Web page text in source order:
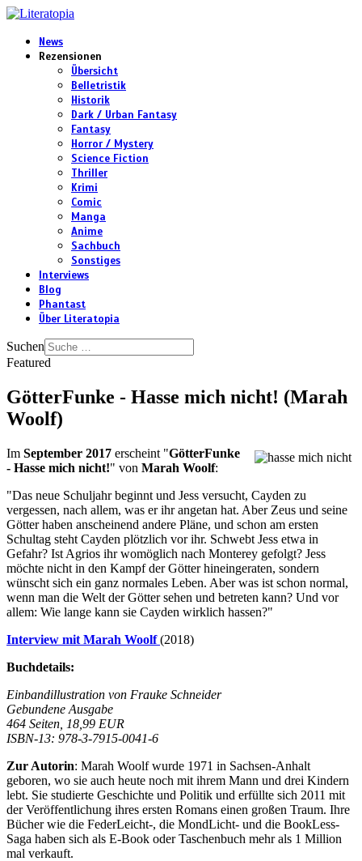
News
Rezensionen
Übersicht
Belletristik
Historik
Dark / Urban Fantasy
Fantasy
Horror / Mystery
Science Fiction
Thriller
Krimi
Comic
Manga
Anime
Sachbuch
Sonstiges
Interviews
Blog
Phantast
Über Literatopia
Suchen
Featured
GötterFunke - Hasse mich nicht! (Marah
Woolf)
Im September 2017 erscheint "GötterFunke
- Hasse mich nicht!" von Marah Woolf:
"Das neue Schuljahr beginnt und Jess versucht, Cayden zu
vergessen, nach allem, was er ihr angetan hat. Aber Zeus und seine
Götter haben anscheinend andere Pläne, und schon am ersten
Schultag steht Cayden plötzlich vor ihr. Schwebt Jess etwa in
Gefahr? Ist Agrios ihr womöglich nach Monterey gefolgt? Jess
möchte nicht in den Kampf der Götter hineingeraten, sondern
wünscht sich ein ganz normales Leben. Aber was ist schon normal,
wenn man die Welt der Götter sehen und betreten kann? Und vor
allem: Wie lange kann sie Cayden wirklich hassen?"
Interview mit Marah Woolf(2018)
Buchdetails:
Einbandillustration von Frauke Schneider
Gebundene Ausgabe
464 Seiten, 18,99 EUR
ISBN-13: 978-3-7915-0041-6
Zur Autorin: Marah Woolf wurde 1971 in Sachsen-Anhalt
geboren, wo sie auch heute noch mit ihrem Mann und drei Kindern
lebt. Sie studierte Geschichte und Politik und erfüllte sich 2011 mit
der Veröffentlichung ihres ersten Romans einen großen Traum. Ihre
Bücher wie die FederLeicht-, die MondLicht- und die BookLess-
Saga haben sich als E-Book oder Taschenbuch mehr als 1 Million
mal verkauft.